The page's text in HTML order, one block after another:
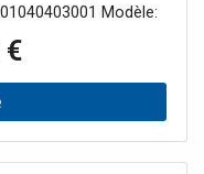
Modèle:
bonde spéciale et
- sans fonction de
trop-plein conception
et élégance simple
€